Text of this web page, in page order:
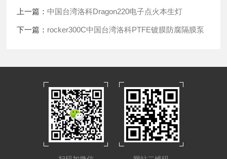
上一篇：中国台湾洛科Dragon220电子点火本生灯
下一篇： rocker300C中国台湾洛科PTFE镀膜防腐隔膜泵